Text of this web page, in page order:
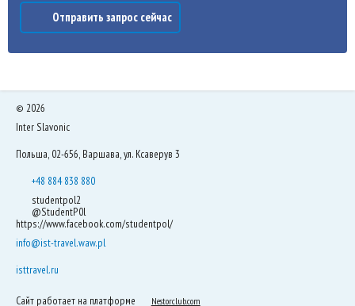
Отправить запрос сейчас
© 2026
Inter Slavonic
Польша, 02-656, Варшава, ул. Ксаверув 3
+48 884 838 880
studentpol2
@StudentP0l
https://www.facebook.com/studentpol/
info@ist-travel.waw.pl
isttravel.ru
Сайт работает на платформе Nestorclub.com